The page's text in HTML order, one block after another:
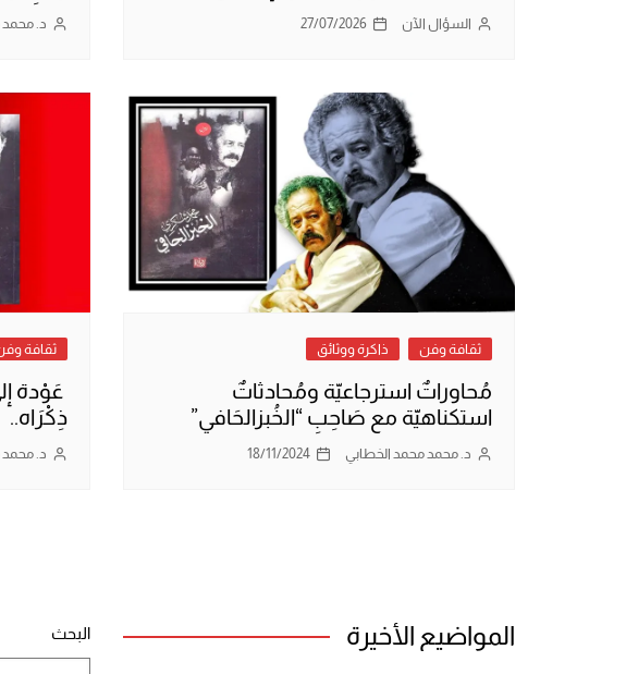
السؤال الآن 27/07/2026 د. محمد
ثقافة وفن ذاكرة ووثائق
مُحاوراتٌ استرجاعيّة ومُحادثاتٌ
استكناهيّة مع صَاحِبِ “الخُبزالحَافي”
د. محمد محمد الخطابي 18/11/2024
ثقافة
عَوْدة
ذِكْرَاه..
د. محمد
المواضيع الأخيرة البحث